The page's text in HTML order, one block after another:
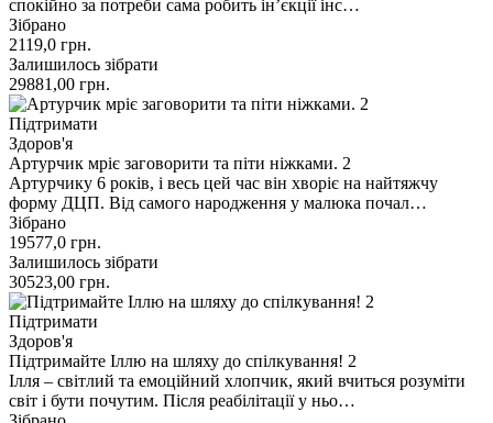
спокійно за потреби сама робить інʼєкції інс…
Зібрано
2119,0 грн.
Залишилось зібрати
29881,00 грн.
Підтримати
Здоров'я
Артурчик мріє заговорити та піти ніжками. 2
Артурчику 6 років, і весь цей час він хворіє на найтяжчу
форму ДЦП. Від самого народження у малюка почал…
Зібрано
19577,0 грн.
Залишилось зібрати
30523,00 грн.
Підтримати
Здоров'я
Підтримайте Іллю на шляху до спілкування! 2
Ілля – світлий та емоційний хлопчик, який вчиться розуміти
світ і бути почутим. Після реабілітації у ньо…